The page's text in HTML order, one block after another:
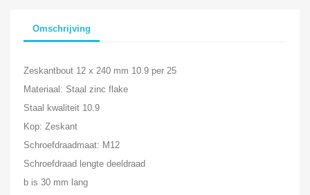
Omschrijving
Zeskantbout 12 x 240 mm 10.9 per 25
Materiaal: Staal zinc flake
Staal kwaliteit 10.9
Kop: Zeskant
Schroefdraadmaat: M12
Schroefdraad lengte deeldraad
b is 30 mm lang